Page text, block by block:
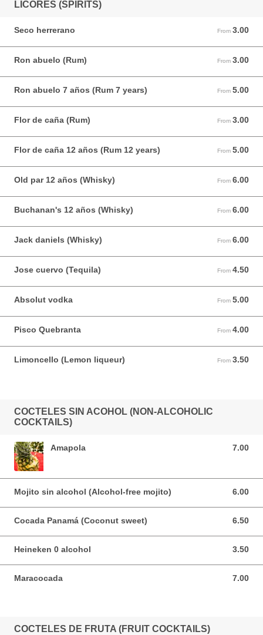
LICORES (SPIRITS)
Seco herrerano From 3.00
From 3.00 USD
Ron abuelo (Rum) From 3.00
From 3.00 USD
Ron abuelo 7 años (Rum 7 years) From 5.00
From 5.00 USD
Flor de caña (Rum) From 3.00
From 3.00 USD
Flor de caña 12 años (Rum 12 years) From 5.00
From 5.00 USD
Old par 12 años (Whisky) From 6.00
From 6.00 USD
Buchanan's 12 años (Whisky) From 6.00
From 6.00 USD
Jack daniels (Whisky) From 6.00
From 6.00 USD
Jose cuervo (Tequila) From 4.50
From 4.50 USD
Absolut vodka From 5.00
From 5.00 USD
Pisco Quebranta From 4.00
From 4.00 USD
Limoncello (Lemon liqueur) From 3.50
From 3.50 USD
COCTELES SIN ACOHOL (NON-ALCOHOLIC
COCKTAILS)
Amapola 7.00
7.00 USD
Mojito sin alcohol (Alcohol-free mojito) 6.00
6.00 USD
Cocada Panamá (Coconut sweet) 6.50
6.50 USD
Heineken 0 alcohol 3.50
3.50 USD
Maracocada 7.00
7.00 USD
COCTELES DE FRUTA (FRUIT COCKTAILS)